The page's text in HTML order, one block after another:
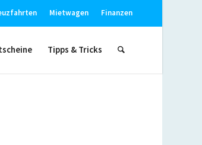
Mietwagen Finanzen
Tipps & Tricks